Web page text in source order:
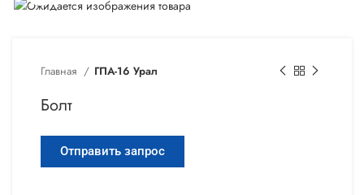
Главная ГПА-16 Урал
Болт
Отправить запрос